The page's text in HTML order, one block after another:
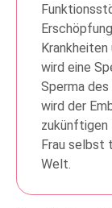
wird eine
Sperma
wird der
zukünftigen
Frau selbst
Welt.